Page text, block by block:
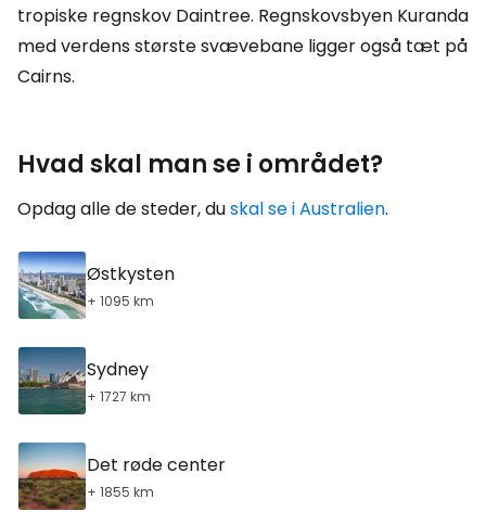
tropiske regnskov Daintree. Regnskovsbyen Kuranda
med verdens største svævebane ligger også tæt på
Cairns.
Hvad skal man se i området?
Opdag alle de steder, duskal se i Australien.
Østkysten
+ 1095 km
Sydney
+ 1727 km
Det røde center
+ 1855 km